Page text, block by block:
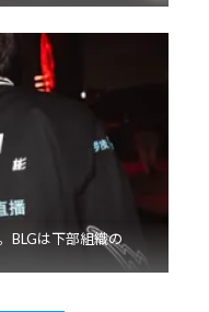
BLGは下部組織の